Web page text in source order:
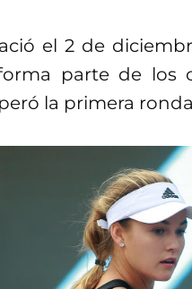
el 2 de
parte de los
la primera